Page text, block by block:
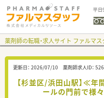
平日
薬剤師の転職・求人サイト ファルマス
更新日： 2026/07/10 薬剤師求人ID：
【杉並区/浜田山駅】≪
ールの門前で様